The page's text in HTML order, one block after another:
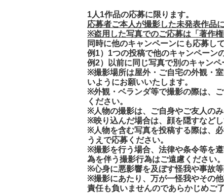
1人1作品の応募に限ります。
応募者ご本人が撮影した未発表作品
※盗用した写真でのご応募は「著作
同時に他のキャンペーンにも応募し
例1）1つの投稿で他のキャンペーン
例2）以前に同じ写真で別のキャン
※撮影場所は屋外・ご自宅の外観・
いようにお願いいたします。
※外観・ベランダ等で撮影の際は、
ください。
※人物の撮影は、ご自身やご友人の
※映り込んだ場合は、顔を隠すなど
※人物を含む写真を投稿する際は、
うえで応募ください。
※撮影を行う場合、法律や条令等を
為を伴う撮影行為はご遠慮ください。
※心身に悪影響を及ぼす怪我や事故
※撮影にあたり、万が一怪我やその
責任も負いませんのであらかじめご